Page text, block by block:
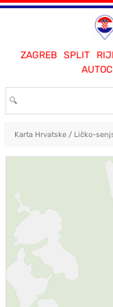
ZAGREB SPLIT
Karta Hrvatske/ Ličko-